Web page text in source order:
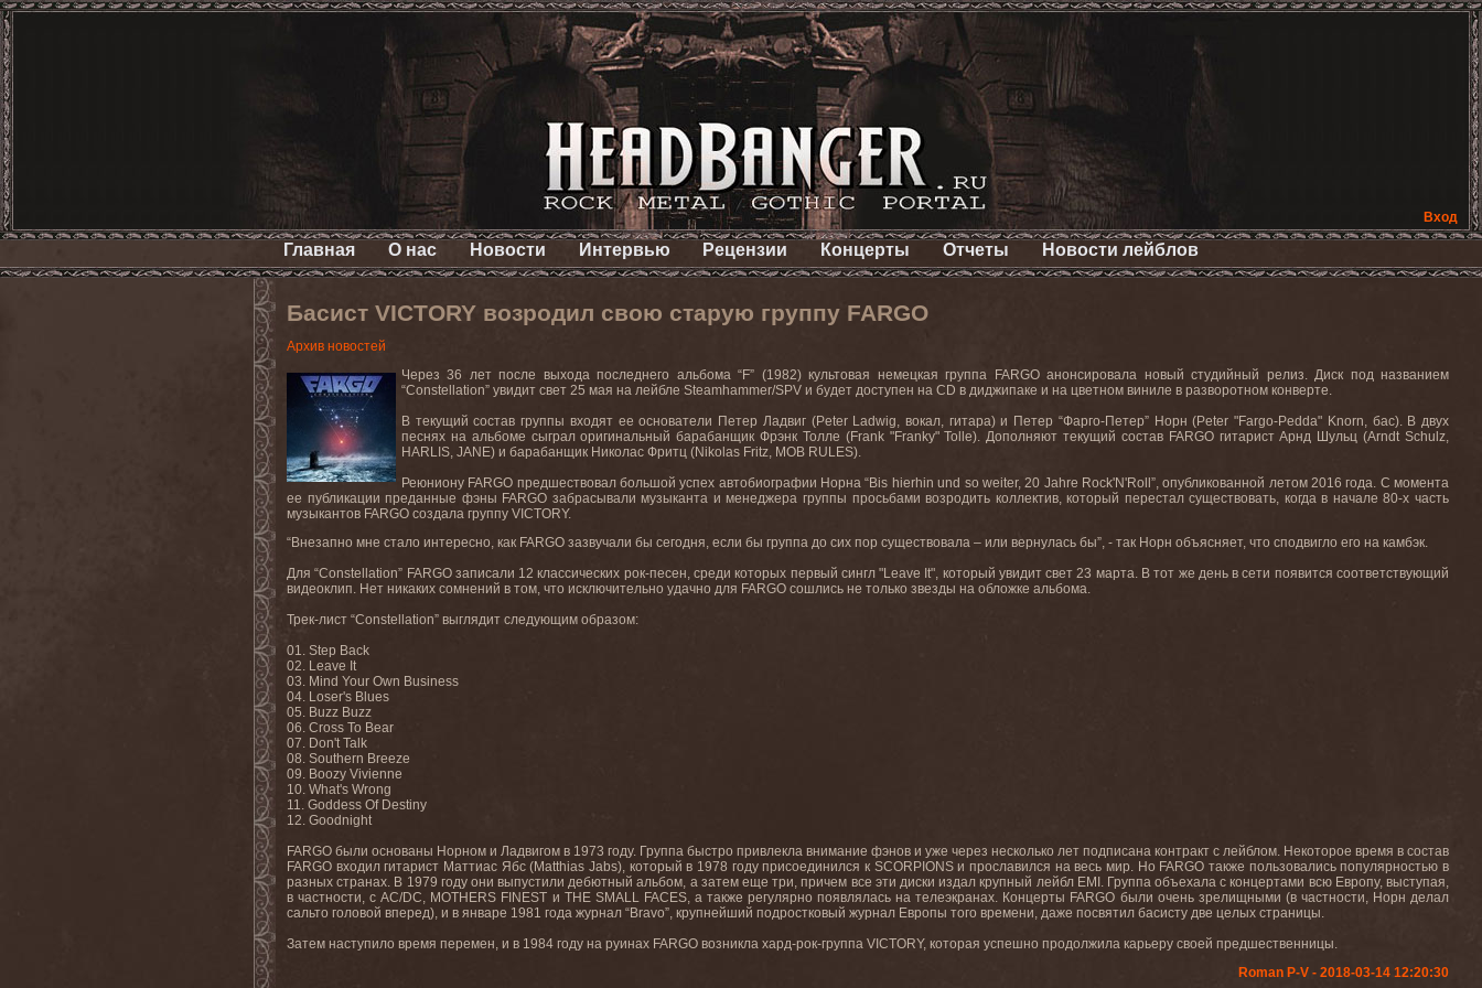
Вход
Главная О нас Новости Интервью Рецензии Концерты Отчеты Новости лейблов
Басист VICTORY возродил свою старую группу FARGO
Архив новостей
Через36 лет после выхода последнего альбома“F” (1982)культовая немецкая группа FARGO анонсировала новый студийный релиз.Диск под названием
“Constellation” увидит свет 25 мая на лейбле Steamhammer/SPV и будет доступен на CD в диджипаке и на цветном виниле в разворотном конверте.
В текущий состав группы входят ее основатели Петер Ладвиг (Peter Ladwig, вокал, гитара) и Петер “Фарго-Петер” Норн (Peter "Fargo-Pedda" Knorn, бас). В двух
песнях на альбоме сыграл оригинальный барабанщик Фрэнк Толле (Frank"Franky"Tolle). Дополняют текущий состав FARGO гитарист Арнд Шульц (Arndt Schulz,
HARLIS, JANE) и барабанщик Николас Фритц (Nikolas Fritz, MOB RULES).
Реюниону FARGO предшествовал большой успех автобиографии Норна “Bis hierhin und so weiter, 20 Jahre Rock'N'Roll ”, опубликованной летом 2016 года. С момента
ее публикации преданные фэны FARGO забрасывали музыканта и менеджера группы просьбами возродить коллектив, который перестал существовать, когда в начале 80-х часть
музыкантов FARGO создала группу VICTORY.
“Внезапно мне стало интересно, как FARGO зазвучали бы сегодня, если бы группа до сих пор существовала – или вернулась бы”, - так Норн объясняет, что сподвигло его на камбэк.
Для “Constellation” FARGO записали 12 классических рок-песен, среди которых первый сингл "Leave It", который увидит свет 23 марта. В тот же день в сети появится соответствующий
видеоклип. Нет никаких сомнений в том, что исключительно удачно для FARGO сошлись не только звезды на обложке альбома.
Трек-лист “Constellation” выглядит следующим образом:
01. Step Back
02. Leave It
03. Mind Your Own Business
04. Loser's Blues
05. Buzz Buzz
06. Cross To Bear
07. Don't Talk
08. Southern Breeze
09. Boozy Vivienne
10. What's Wrong
11. Goddess Of Destiny
12. Goodnight
FARGO были основаны Норном и Ладвигом в 1973 году. Группа быстро привлекла внимание фэнов и уже через несколько лет подписана контракт с лейблом. Некоторое время в состав
FARGO входил гитарист Маттиас Ябс (Matthias Jabs), который в 1978 году присоединился к SCORPIONSи прославился на весь мир. Но FARGOтакже пользовались популярностью в
разных странах. В 1979 году они выпустили дебютный альбом, а затем еще три, причем все эти диски издал крупный лейбл EMI . Группа объехала с концертами всю Европу, выступая,
в частности, сAC/DC, MOTHERS FINEST и THE SMALL FACES, а также регулярно появлялась на телеэкранах. Концерты FARGO были очень зрелищными (в частности, Норн делал
сальто головой вперед), и в январе 1981 года журнал “Bravo”, крупнейший подростковый журнал Европы того времени, даже посвятил басисту две целых страницы.
Затем наступило время перемен, и в 1984 году на руинах FARGO возникла хард-рок-группа VICTORY, которая успешно продолжила карьеру своей предшественницы.
Roman P-V - 2018-03-14 12:20:30